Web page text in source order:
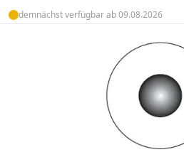
demnächst verfügbar ab 09.08.2026